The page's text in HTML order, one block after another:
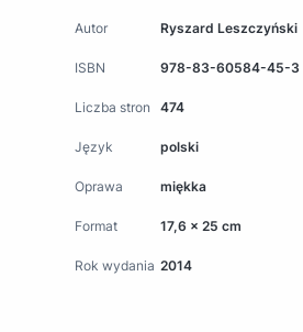
Autor Ryszard Leszczyński
ISBN 978-83-60584-45-3
Liczba stron 474
Język polski
Oprawa miękka
Format 17,6 x 25 cm
Rok wydania 2014